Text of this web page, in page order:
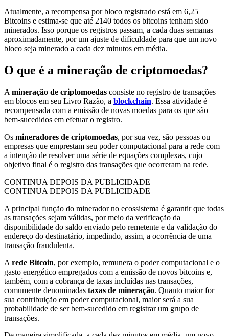
Atualmente, a recompensa por bloco registrado está em 6,25
Bitcoins e estima-se que até 2140 todos os bitcoins tenham sido
minerados. Isso porque os registros passam, a cada duas semanas
aproximadamente, por um ajuste de dificuldade para que um novo
bloco seja minerado a cada dez minutos em média.
O que é a mineração de criptomoedas?
A mineração de criptomoedas consiste no registro de transações
em blocos em seu Livro Razão, a blockchain. Essa atividade é
recompensada com a emissão de novas moedas para os que são
bem-sucedidos em efetuar o registro.
Os mineradores de criptomoedas, por sua vez, são pessoas ou
empresas que emprestam seu poder computacional para a rede com
a intenção de resolver uma série de equações complexas, cujo
objetivo final é o registro das transações que ocorreram na rede.
CONTINUA DEPOIS DA PUBLICIDADE
CONTINUA DEPOIS DA PUBLICIDADE
A principal função do minerador no ecossistema é garantir que todas
as transações sejam válidas, por meio da verificação da
disponibilidade do saldo enviado pelo remetente e da validação do
endereço do destinatário, impedindo, assim, a ocorrência de uma
transação fraudulenta.
A rede Bitcoin, por exemplo, remunera o poder computacional e o
gasto energético empregados com a emissão de novos bitcoins e,
também, com a cobrança de taxas incluídas nas transações,
comumente denominadas taxas de mineração. Quanto maior for
sua contribuição em poder computacional, maior será a sua
probabilidade de ser bem-sucedido em registrar um grupo de
transações.